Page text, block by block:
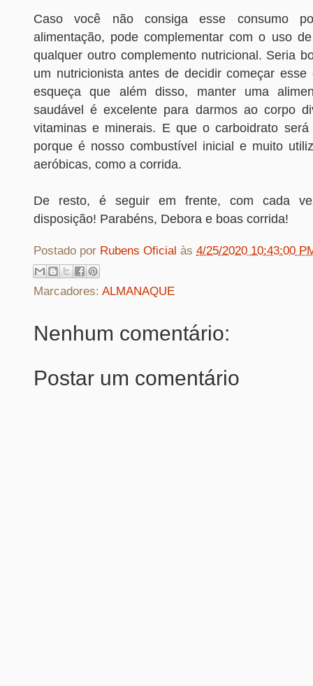
Caso você não consiga esse consumo
alimentação, pode complementar com o uso
qualquer outro complemento nutricional. Seria
um nutricionista antes de decidir começar esse
esqueça que além disso, manter uma
saudável é excelente para darmos ao corpo
vitaminas e minerais. E que o carboidrato será
porque é nosso combustível inicial e muito
aeróbicas, como a corrida.
De resto, é seguir em frente, com cada
disposição! Parabéns, Debora e boas corrida!
Postado por Rubens Oficial às 4/25/2020 10:43:00
Marcadores: ALMANAQUE
Nenhum comentário:
Postar um comentário